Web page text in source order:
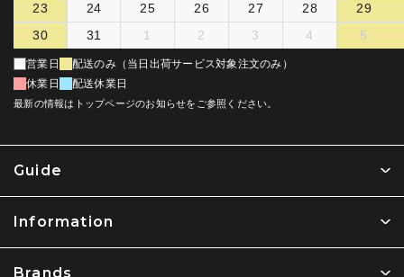
Guide
Information
Brands
23
24 25 26 27 28
29
30
31 1 2 3 4 5
営業日
配送のみ（当日出荷サービス対象注文のみ）
休業日
配送休業日
最新の情報はトップページのお知らせをご参照ください。